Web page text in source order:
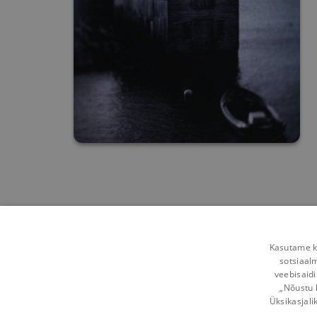
Kasutame
„Nõustu